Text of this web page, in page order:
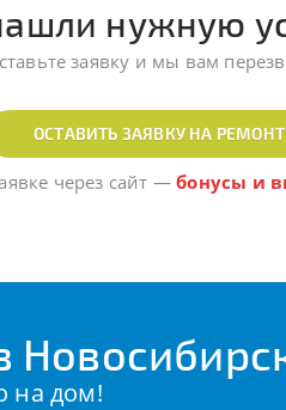
нужную
заявку и мы вам
ОСТАВИТЬ ЗАЯВКУ НА РЕМОНТ
через сайт —бонусы и
на дом!